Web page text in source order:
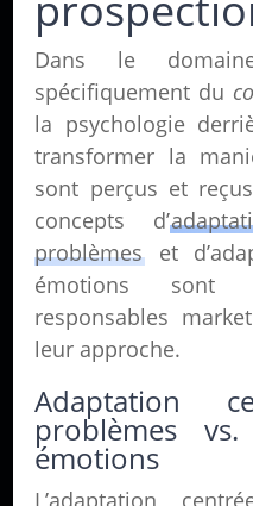
Dans le
spécifiquement du
la psychologie
transformer la
sont perçus et
concepts d’
problèmes et
émotions sont
responsables
leur approche.
Adaptation
problèmes
émotions
L’adaptation